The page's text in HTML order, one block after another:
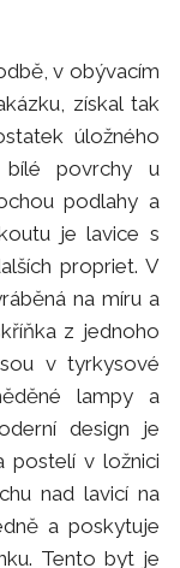
v obývacím
získal tak
úložného
bílé povrchy u
podlahy a
je lavice s
propriet. V
na míru a
z jednoho
v tyrkysové
lampy a
design je
postelí v ložnici
nad lavicí na
a poskytuje
Tento byt je